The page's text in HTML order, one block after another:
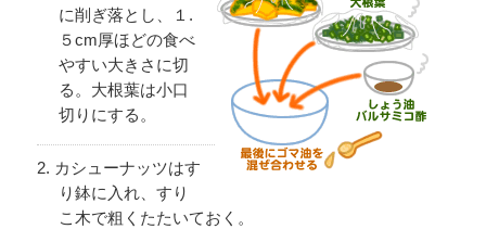
に削ぎ落とし、１.
５cm厚ほどの食べ
やすい大きさに切
る。大根葉は小口
切りにする。
カシューナッツはす
り鉢に入れ、すり
こ木で粗くたたいておく。